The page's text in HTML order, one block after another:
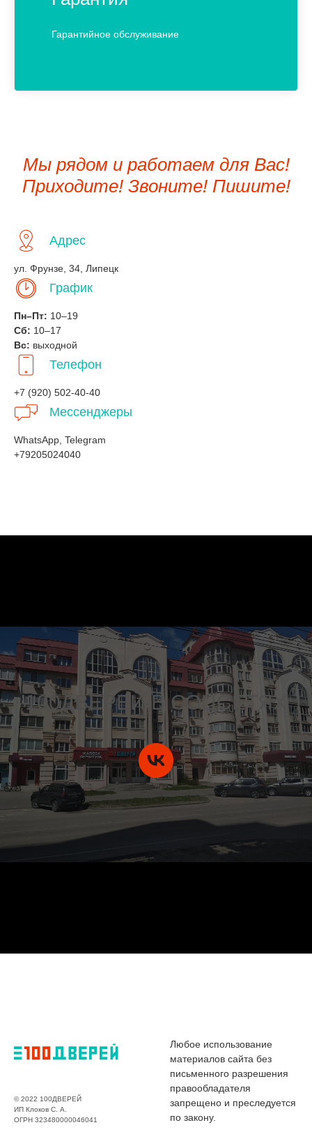
Гарантийное обслуживание
Мы рядом и работаем для Вас!
Приходите! Звоните! Пишите!
Адрес
ул. Фрунзе, 34, Липецк
График
Пн–Пт: 10–19
Сб: 10–17
Вс: выходной
Телефон
+7 (920) 502-40-40
Мессенджеры
WhatsApp, Telegram
+79205024040
100ДВЕРЕЙ В СОЦСЕТЯХ
© 2022 100ДВЕРЕЙ
ИП Клоков С. А.
ОГРН 323480000046041
Любое использование
материалов сайта без
письменного разрешения
правообладателя
запрещено и преследуется
по закону.